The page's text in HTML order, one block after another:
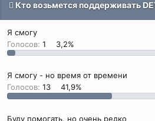
р
т
ы
н
а
а
л
Кто возьмется поддерживать
Я смогу
Голосов: 1 3,2%
Я смогу - но время от времени
Голосов: 13 41,9%
Буду помогать, но очень редко